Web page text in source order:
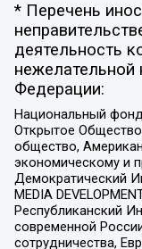
* Перечень
деятельность
нежелательной
Федерации:
Национальный
Открытое
общество,
экономическому и
Демократический
MEDIA
Республиканский
современной
сотрудничества,